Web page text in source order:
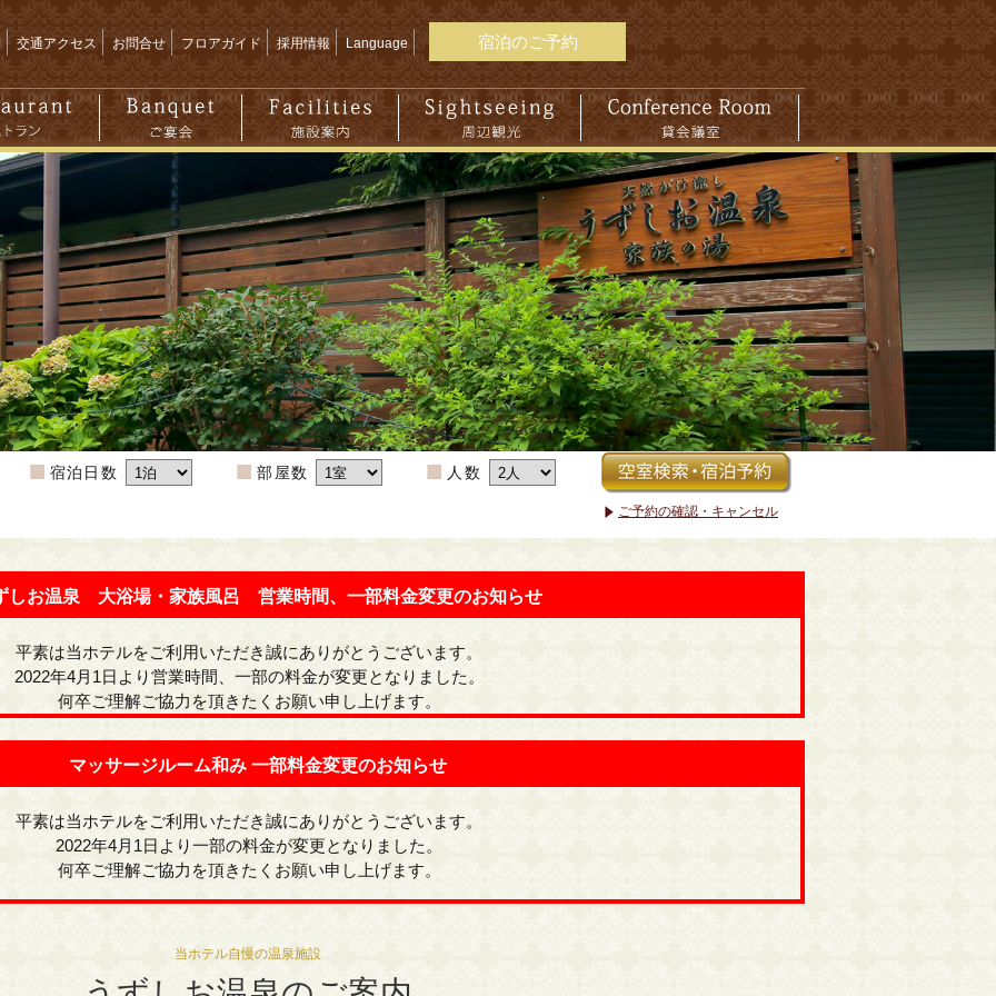
交通アクセス お問合せ フロアガイド 採用情報 Language 宿泊のご予約
宿泊日数 部屋数 人数
ご予約の確認・キャンセル
しお温泉 大浴場・家族風呂 営業時間、一部料金変更のお知らせ
平素は当ホテルをご利用いただき誠にありがとうございます。
2022年4月1日より営業時間、一部の料金が変更となりました。
何卒ご理解ご協力を頂きたくお願い申し上げます。
マッサージルーム和み 一部料金変更のお知らせ
平素は当ホテルをご利用いただき誠にありがとうございます。
2022年4月1日より一部の料金が変更となりました。
何卒ご理解ご協力を頂きたくお願い申し上げます。
当ホテル自慢の温泉施設